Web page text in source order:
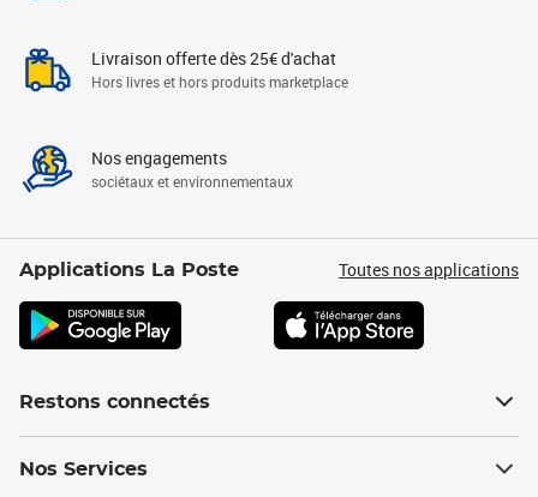
Livraison offerte dès 25€ d'achat
Hors livres et hors produits marketplace
Nos engagements
sociétaux et environnementaux
Applications La Poste Toutes nos applications
Restons connectés
Nos Services